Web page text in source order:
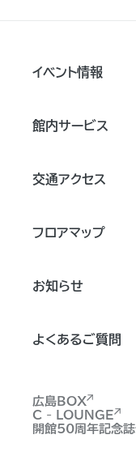
イベント情報
館内サービス
交通アクセス
フロアマップ
お知らせ
よくあるご質問
広島BOX
C - LOUNGE
開館50周年記念誌